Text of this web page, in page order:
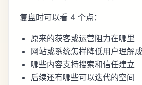
复盘时可以看 4 个点：
原来的获客或运营阻力在哪里
网站或系统怎样降低用户理解
哪些内容支持搜索和信任建立
后续还有哪些可以迭代的空间